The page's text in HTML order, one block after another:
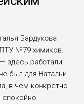
Бардукова
ПТУ №79 химиков.
здесь работали
был для Натальи
в чём конкретно
спокойно